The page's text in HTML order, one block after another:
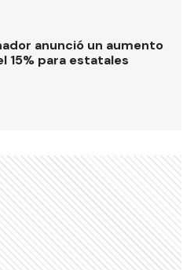
anunció un aumento
15% para estatales